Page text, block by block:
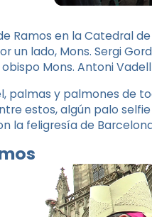
Ramos en la Catedral
un lado, Mons. Sergi
Mons. Antoni
palmas y palmones de
estos, algún palo
la feligresía de